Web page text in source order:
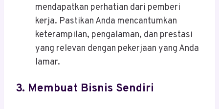
mendapatkan perhatian dari pemberi
kerja. Pastikan Anda mencantumkan
keterampilan, pengalaman, dan prestasi
yang relevan dengan pekerjaan yang Anda
lamar.
3. Membuat Bisnis Sendiri